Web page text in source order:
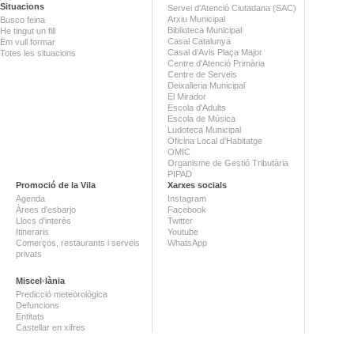
Situacions
Busco feina
He tingut un fill
Em vull formar
Totes les situacions
Servei d'Atenció Ciutadana (SAC)
Arxiu Municipal
Biblioteca Municipal
Casal Catalunya
Casal d'Avis Plaça Major
Centre d'Atenció Primària
Centre de Serveis
Deixalleria Municipal
El Mirador
Escola d'Adults
Escola de Música
Ludoteca Municipal
Oficina Local d'Habitatge
OMIC
Organisme de Gestió Tributària
PIPAD
Promoció de la Vila
Agenda
Àrees d'esbarjo
Llocs d'interès
Itineraris
Comerços, restaurants i serveis
privats
Miscel·lània
Predicció meteorològica
Defuncions
Entitats
Castellar en xifres
Xarxes socials
Instagram
Facebook
Twitter
Youtube
WhatsApp